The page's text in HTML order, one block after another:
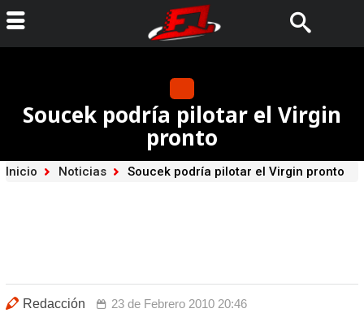
Soucek podría pilotar el Virgin
pronto
Inicio Noticias Soucek podría pilotar el Virgin pronto
Redacción
23 de Febrero 2010 20:46